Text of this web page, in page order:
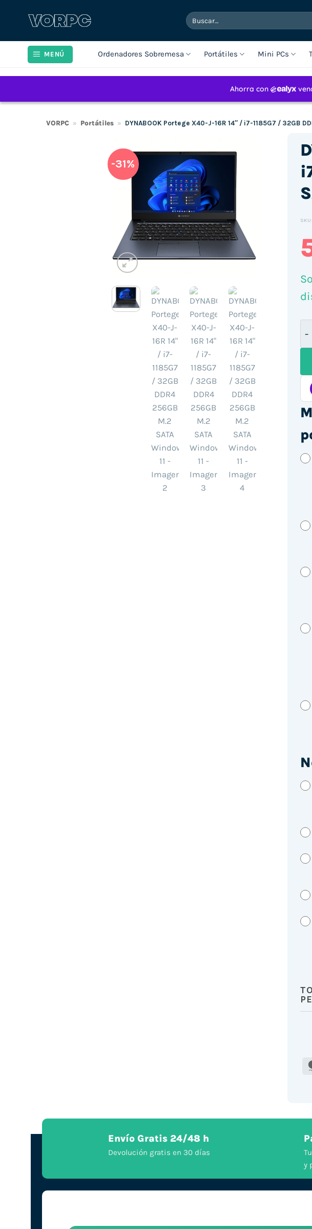
Buscar
por:
MENÚ Ordenadores Sobremesa Portátiles Mini PCs
VORPC » Portátiles » DYNABOOK Portege X40-J-16R 14″ / i7-1185G7 / 32GB
-31%
SKU:
Envío Gratis 24/48 h
Devolución gratis en 30 días
y